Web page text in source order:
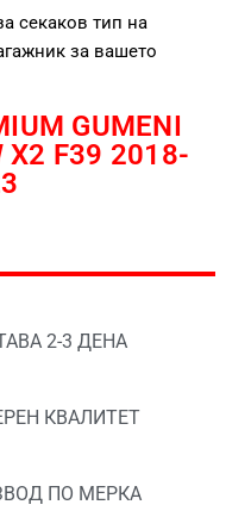
секаков тип на
за вашето
GUMENI
X2 F39 2018-
2-3 ДЕНА
КВАЛИТЕТ
ПО МЕРКА